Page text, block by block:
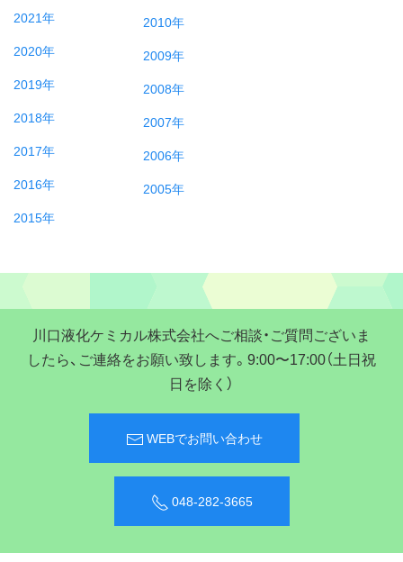
2021年
2020年
2019年
2018年
2017年
2016年
2015年
2010年
2009年
2008年
2007年
2006年
2005年
川口液化ケミカル株式会社へご相談・ご質問ございま
したら、ご連絡をお願い致します。9:00〜17:00（土日祝
日を除く）
WEBでお問い合わせ
048-282-3665